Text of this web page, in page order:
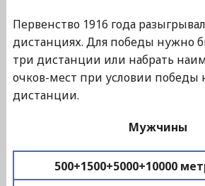
Первенство 1916 года
дистанциях. Для победы нужно
три дистанции или набрать
очков-мест при условии победы
дистанции.
Мужчины
500+1500+5000+10000